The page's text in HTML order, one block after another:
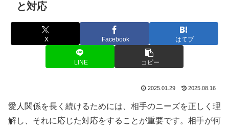
と対応
X Facebook はてブ
LINE コピー
2025.01.29 2025.08.16
愛人関係を長く続けるためには、相手のニーズを正しく理
解し、それに応じた対応をすることが重要です。相手が何